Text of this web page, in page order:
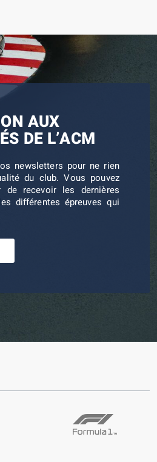
AUX
DE L’ACM
newsletters pour ne rien
du club. Vous pouvez
de recevoir les dernières
différentes épreuves qui